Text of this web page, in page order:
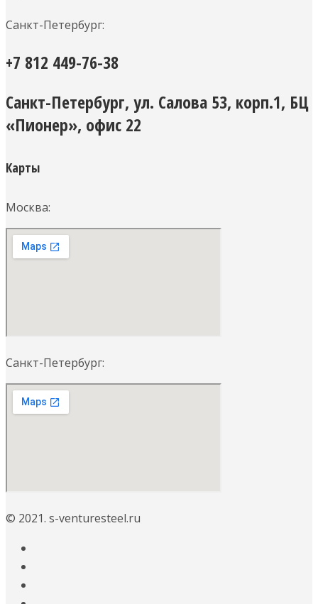
Санкт-Петербург:
+7 812 449-76-38
Санкт-Петербург, ул. Салова 53, корп.1, БЦ
«Пионер», офис 22
Карты
Москва:
Санкт-Петербург:
© 2021. s-venturesteel.ru